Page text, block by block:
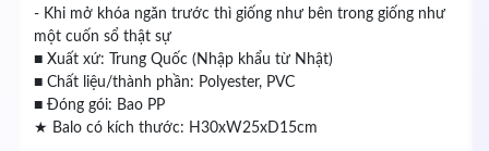
- Khi mở khóa ngăn trước thì giống như bên trong giống như
một cuốn sổ thật sự
■ Xuất xứ: Trung Quốc (Nhập khẩu từ Nhật)
■ Chất liệu/thành phần: Polyester, PVC
■ Đóng gói: Bao PP
★ Balo có kích thước: H30xW25xD15cm